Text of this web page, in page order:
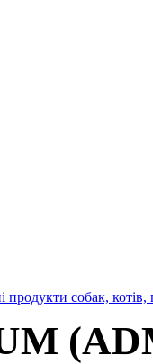
продукти собак,